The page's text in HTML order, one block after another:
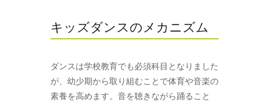
キッズダンスのメカニズム
ダンスは学校教育でも必須科目となりました
が、幼少期から取り組むことで体育や音楽の
素養を高めます。音を聴きながら踊ること